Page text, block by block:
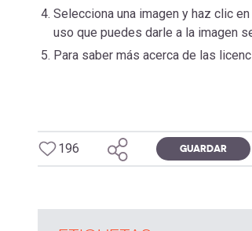
Selecciona una imagen y haz clic
uso que puedes darle a la imagen
Para saber más acerca de las
196 GUARDAR